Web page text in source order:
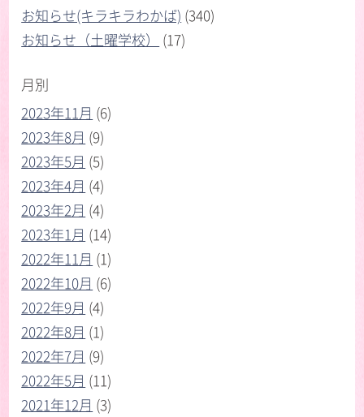
お知らせ(キラキラわかば) (340)
お知らせ（土曜学校）
(17)
月別
2023年11月 (6)
2023年8月 (9)
2023年5月 (5)
2023年4月 (4)
2023年2月 (4)
2023年1月 (14)
2022年11月 (1)
2022年10月 (6)
2022年9月 (4)
2022年8月 (1)
2022年7月 (9)
2022年5月 (11)
2021年12月 (3)